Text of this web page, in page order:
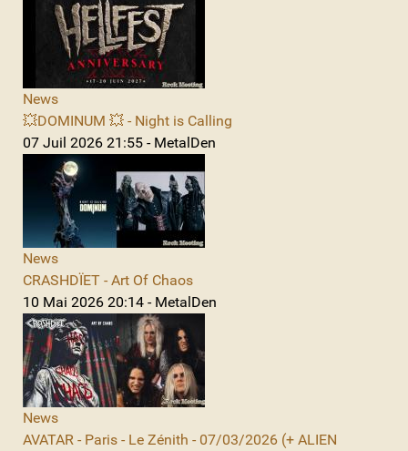
News
💥DOMINUM 💥 - Night is Calling
07 Juil 2026 21:55 - MetalDen
News
CRASHDÏET - Art Of Chaos
10 Mai 2026 20:14 - MetalDen
News
AVATAR - Paris - Le Zénith - 07/03/2026 (+ ALIEN